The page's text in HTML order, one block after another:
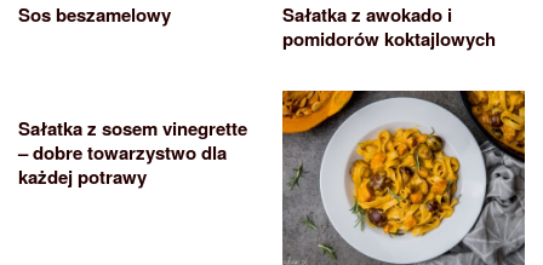
Sos beszamelowy
Sałatka z awokado i
pomidorów koktajlowych
Sałatka z sosem vinegrette
– dobre towarzystwo dla
każdej potrawy